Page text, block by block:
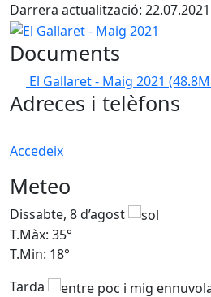
Darrera actualització:
El Gallaret - Maig 2021
Documents
El Gallaret - Maig 2021
Adreces i telèfons
Accedeix
Meteo
Dissabte, 8 d’agost
T.Màx: 35°
T.Min: 18°
Tarda